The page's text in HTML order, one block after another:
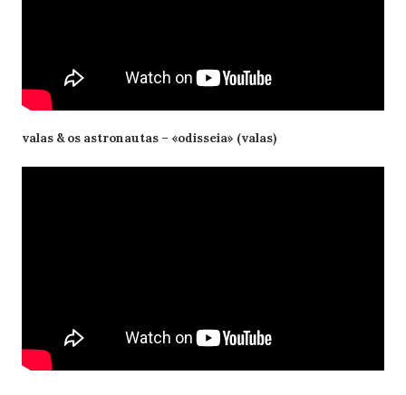
valas & os astronautas – «odisseia» (valas)